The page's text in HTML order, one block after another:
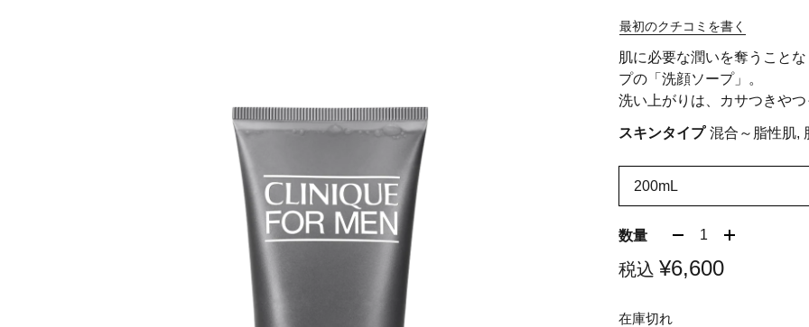
最初のクチコミを書く
肌に必要な潤いを奪うこと
プの「洗顔ソープ」。
洗い上がりは、カサつきや
スキンタイプ 混合～脂性肌,
200mL
数量 1
税込 ¥6,600
在庫切れ